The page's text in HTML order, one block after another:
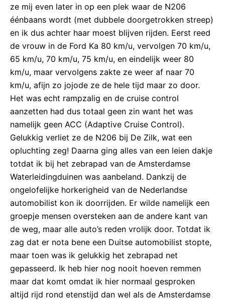
ze mij even later in op een plek waar de N206
éénbaans wordt (met dubbele doorgetrokken streep)
en ik dus achter haar moest blijven rijden. Eerst reed
de vrouw in de Ford Ka 80 km/u, vervolgen 70 km/u,
65 km/u, 70 km/u, 75 km/u, en eindelijk weer 80
km/u, maar vervolgens zakte ze weer af naar 70
km/u, afijn zo jojode ze de hele tijd maar zo door.
Het was echt rampzalig en de cruise control
aanzetten had dus totaal geen zin want het was
namelijk geen ACC (Adaptive Cruise Control).
Gelukkig verliet ze de N206 bij De Zilk, wat een
opluchting zeg! Daarna ging alles van een leien dakje
totdat ik bij het zebrapad van de Amsterdamse
Waterleidingduinen was aanbeland. Dankzij de
ongelofelijke horkerigheid van de Nederlandse
automobilist kon ik doorrijden. Er wilde namelijk een
groepje mensen oversteken aan de andere kant van
de weg, maar alle auto’s reden vrolijk door. Totdat ik
zag dat er nota bene een Duitse automobilist stopte,
maar toen was ik gelukkig het zebrapad net
gepasseerd. Ik heb hier nog nooit hoeven remmen
maar dat komt omdat ik hier normaal gesproken
altijd rijd rond etenstijd dan wel als de Amsterdamse